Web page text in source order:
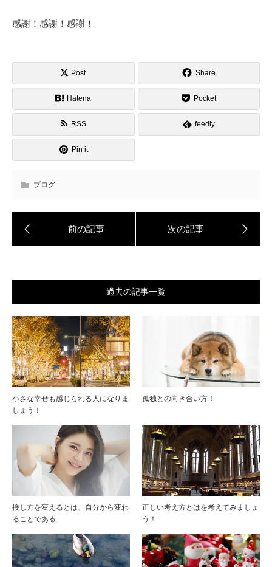
感謝！感謝！感謝！
Post Share
Hatena Pocket
RSS feedly
Pin it
ブログ
過去の記事一覧
小さな幸せも感じられる人になりま
しょう！
孤独との向き合い方！
接し方を変えるとは、自分から変わ
ることである
正しい考え方とはを考えてみましょ
う！